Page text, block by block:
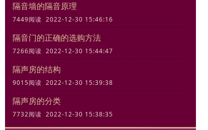
隔音墙的隔音原理
7449阅读 2022-12-30 15:46:16
隔音门的正确的选购方法
7266阅读 2022-12-30 15:44:47
隔声房的结构
9015阅读 2022-12-30 15:39:38
隔声房的分类
7732阅读 2022-12-30 15:38:35